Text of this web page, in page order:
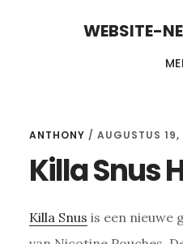
WEBSITE-
ANTHONY / AUGUSTUS
Killa Snus
Killa Snus is een nieuwe